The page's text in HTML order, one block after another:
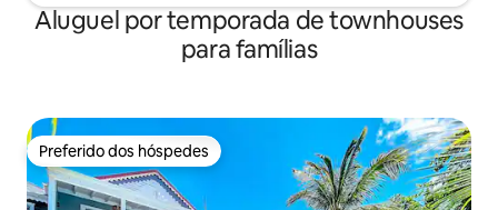
Aluguel por temporada de townhouses
para famílias
Preferido dos hóspedes
Preferido dos hóspedes